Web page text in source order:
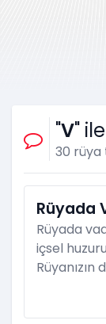
"V"
30 rüya
Rüyada
Rüyada
içsel
Rüyanızın